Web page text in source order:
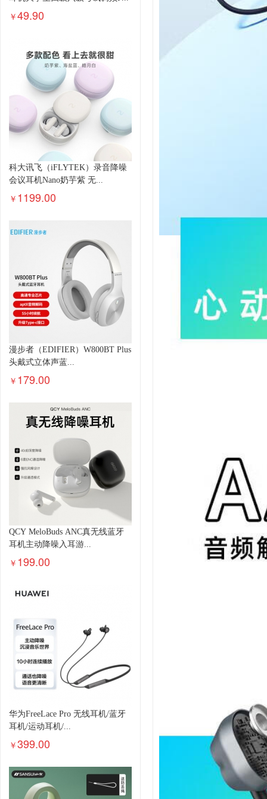
￥49.90
科大讯飞（iFLYTEK）录音降噪
会议耳机Nano奶芋紫 无...
￥ 1199.00
漫步者（EDIFIER）W800BT Plus
头戴式立体声蓝...
￥ 179.00
QCY MeloBuds ANC真无线蓝牙
耳机主动降噪入耳游...
￥ 199.00
华为FreeLace Pro 无线耳机/蓝牙
耳机/运动耳机/...
￥399.00